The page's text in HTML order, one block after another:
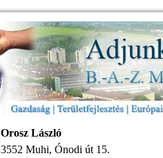
Orosz László
3552 Muhi, Ónodi út 15.